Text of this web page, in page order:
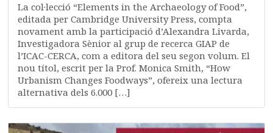
La col·lecció “Elements in the Archaeology of Food”,
editada per Cambridge University Press, compta
novament amb la participació d’Alexandra Livarda,
Investigadora Sènior al grup de recerca GIAP de
l’ICAC-CERCA, com a editora del seu segon volum. El
nou títol, escrit per la Prof. Monica Smith, “How
Urbanism Changes Foodways”, ofereix una lectura
alternativa dels 6.000 […]